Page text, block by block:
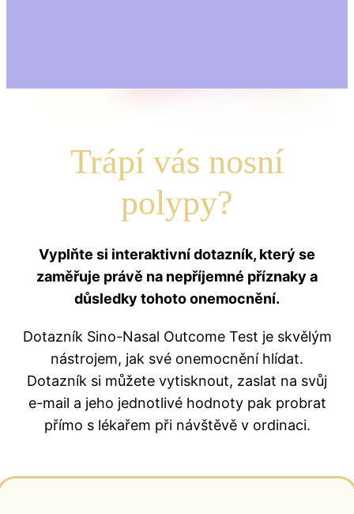
Trápí vás nosní
polypy?
Vyplňte si interaktivní dotazník, který se
zaměřuje právě na nepříjemné příznaky a
důsledky tohoto onemocnění.
Dotazník Sino-Nasal Outcome Test je skvělým
nástrojem, jak své onemocnění hlídat.
Dotazník si můžete vytisknout, zaslat na svůj
e-mail a jeho jednotlivé hodnoty pak probrat
přímo s lékařem při návštěvě v ordinaci.